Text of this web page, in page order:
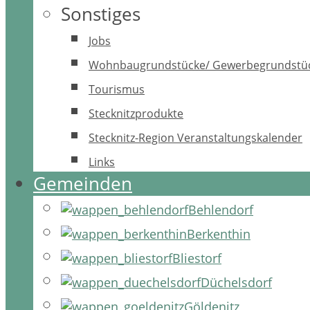
Sonstiges
Jobs
Wohnbaugrundstücke/
Tourismus
Stecknitzprodukte
Stecknitz-Region Veranstaltungskalender
Links
Gemeinden
Behlendorf
Berkenthin
Bliestorf
Düchelsdorf
Göldenitz